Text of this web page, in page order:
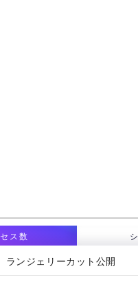
ス数
ランジェリーカット公開